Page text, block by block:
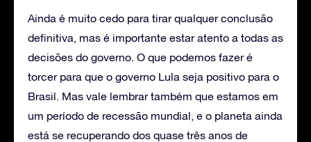
Ainda é muito cedo para tirar qualquer conclusão
definitiva, mas é importante estar atento a todas as
decisões do governo. O que podemos fazer é
torcer para que o governo Lula seja positivo para o
Brasil. Mas vale lembrar também que estamos em
um período de recessão mundial, e o planeta ainda
está se recuperando dos quase três anos de